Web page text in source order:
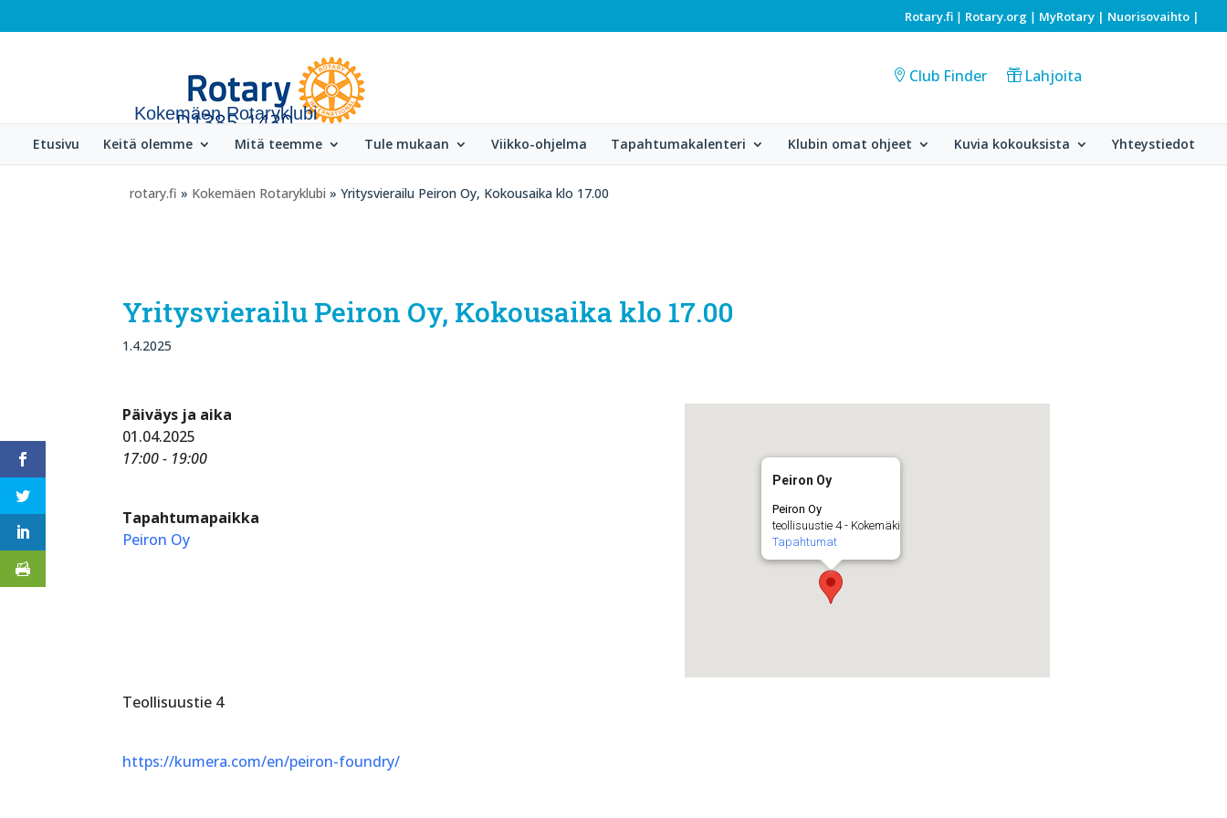
Rotary.fi | Rotary.org | MyRotary | Nuorisovaihto |
Kokemäen Rotaryklubi
Club Finder Lahjoita
Etusivu Keitä olemme Mitä teemme Tule mukaan Viikko-ohjelma Tapahtumakalenteri Klubin omat ohjeet Kuvia kokouksista Yhteystiedot
rotary.fi » Kokemäen Rotaryklubi » Yritysvierailu Peiron Oy, Kokousaika klo 17.00
Yritysvierailu Peiron Oy, Kokousaika klo 17.00
1.4.2025
Peiron Oy
Peiron Oy
teollisuustie 4 - Kokemäki
Tapahtumat
Päiväys ja aika
01.04.2025
17:00 - 19:00
Tapahtumapaikka
Peiron Oy
Teollisuustie 4
https://kumera.com/en/peiron-foundry/